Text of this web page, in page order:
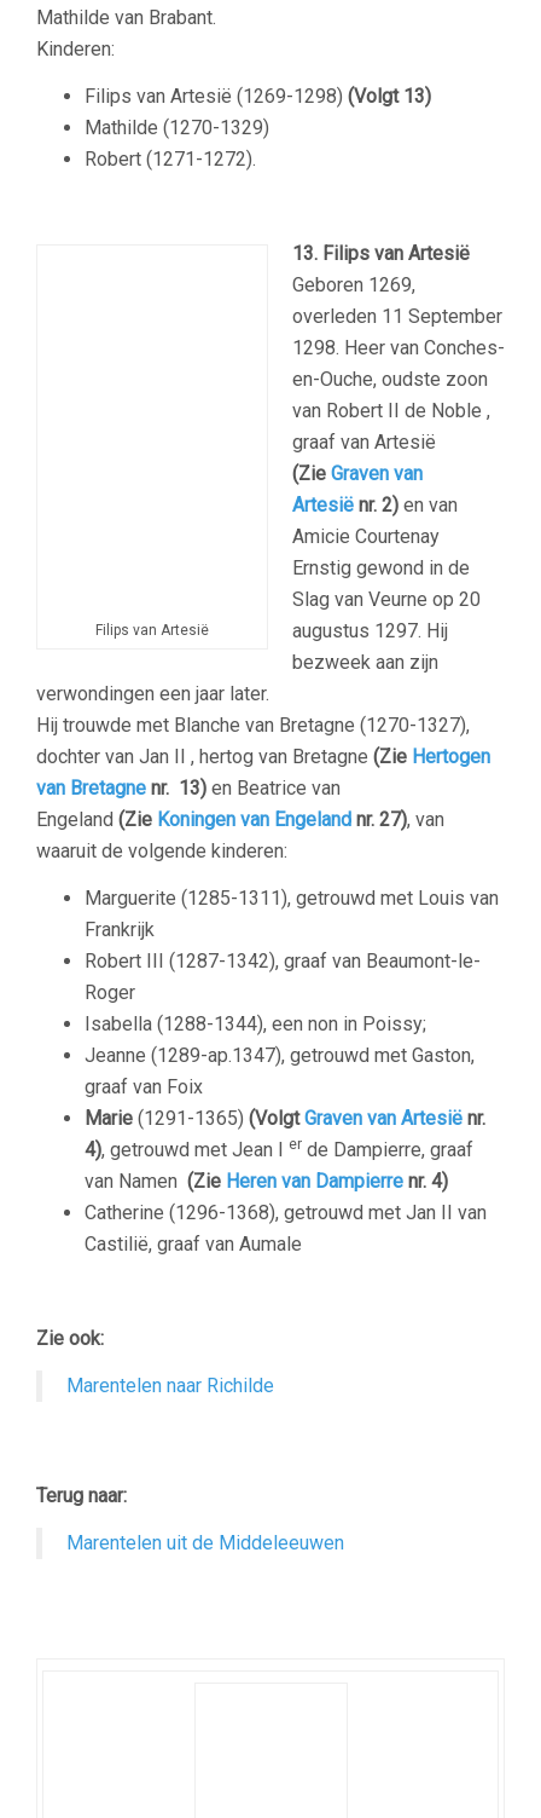
Mathilde van Brabant.
Kinderen:
Filips van Artesië (1269-1298) (Volgt 13)
Mathilde (1270-1329)
Robert (1271-1272).
Filips van Artesië
13. Filips van Artesië
Geboren 1269,
overleden 11 September
1298. Heer van Conches-
en-Ouche, oudste zoon
van Robert II de Noble ,
graaf van Artesië
(Zie Graven van
Artesië nr. 2) en van
Amicie Courtenay
Ernstig gewond in de
Slag van Veurne op 20
augustus 1297. Hij
bezweek aan zijn
verwondingen een jaar later.
Hij trouwde met Blanche van Bretagne (1270-1327),
dochter van Jan II , hertog van Bretagne (Zie Hertogen
van Bretagne nr. 13) en Beatrice van
Engeland (Zie Koningen van Engeland nr. 27), van
waaruit de volgende kinderen:
Marguerite (1285-1311), getrouwd met Louis van
Frankrijk
Robert III (1287-1342), graaf van Beaumont-le-
Roger
Isabella (1288-1344), een non in Poissy;
Jeanne (1289-ap.1347), getrouwd met Gaston,
graaf van Foix
Marie (1291-1365) (VolgtGraven van Artesië nr.
4), getrouwd met Jean I er de Dampierre, graaf
van Namen (Zie Heren van Dampierre nr. 4)
Catherine (1296-1368), getrouwd met Jan II van
Castilië, graaf van Aumale
Zie ook:
Marentelen naar Richilde
Terug naar:
Marentelen uit de Middeleeuwen